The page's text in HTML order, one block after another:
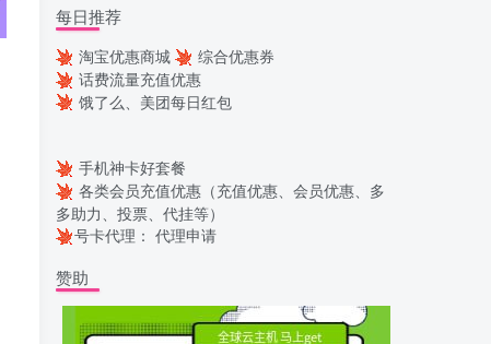
每日推荐
淘宝优惠商城
综合优惠券
话费流量充值优惠
饿了么、美团每日红包
手机神卡好套餐
各类会员充值优惠（充值优惠、会员优惠、多
多助力、投票、代挂等）
号卡代理： 代理申请
赞助